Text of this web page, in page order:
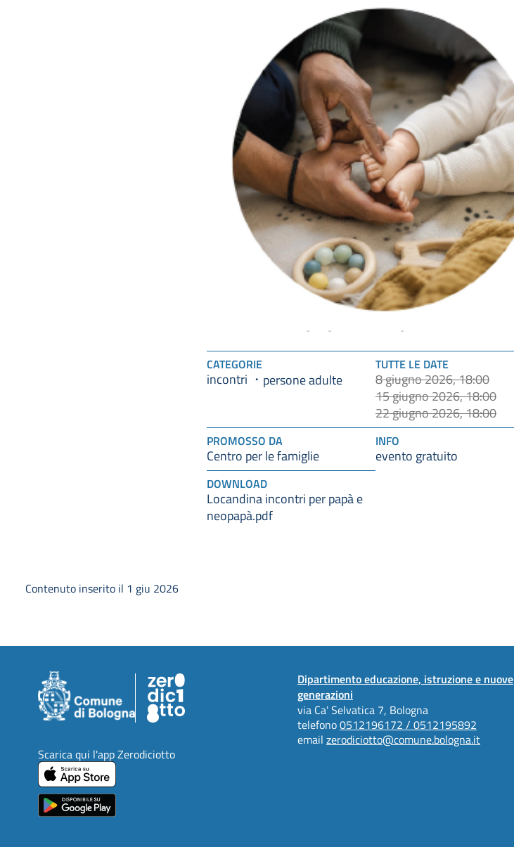
CATEGORIE
incontri persone adulte
TUTTE LE DATE
8 giugno 2026, 18:00
15 giugno 2026, 18:00
22 giugno 2026, 18:00
PROMOSSO DA
Centro per le famiglie
INFO
evento gratuito
DOWNLOAD
Locandina incontri per papà e
neopapà.pdf
Contenuto inserito il 1 giu 2026
Dipartimento educazione, istruzione e nuove
generazioni
via Ca' Selvatica 7, Bologna
telefono0512196172 / 0512195892
email zerodiciotto@comune.bologna.it
Scarica qui l'app Zerodiciotto